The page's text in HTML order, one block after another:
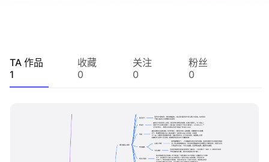
知识分享社区
TA 作品
1
收藏
0
关注
0
粉丝
0